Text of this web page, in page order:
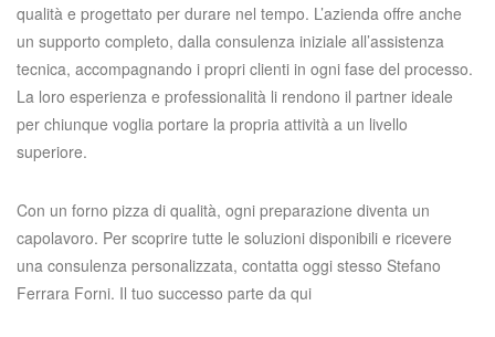
qualità e progettato per durare nel tempo. L’azienda offre anche
un supporto completo, dalla consulenza iniziale all’assistenza
tecnica, accompagnando i propri clienti in ogni fase del processo.
La loro esperienza e professionalità li rendono il partner ideale
per chiunque voglia portare la propria attività a un livello
superiore.
Con un forno pizza di qualità, ogni preparazione diventa un
capolavoro. Per scoprire tutte le soluzioni disponibili e ricevere
una consulenza personalizzata, contatta oggi stesso Stefano
Ferrara Forni. Il tuo successo parte da qui